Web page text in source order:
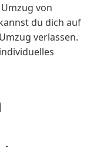
von
du dich auf
verlassen.